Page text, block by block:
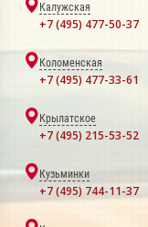
Калужская
+7 (495) 477-50-37
Коломенская
+7 (495) 477-33-61
Крылатское
+7 (495) 215-53-52
Кузьминки
+7 (495) 744-11-37